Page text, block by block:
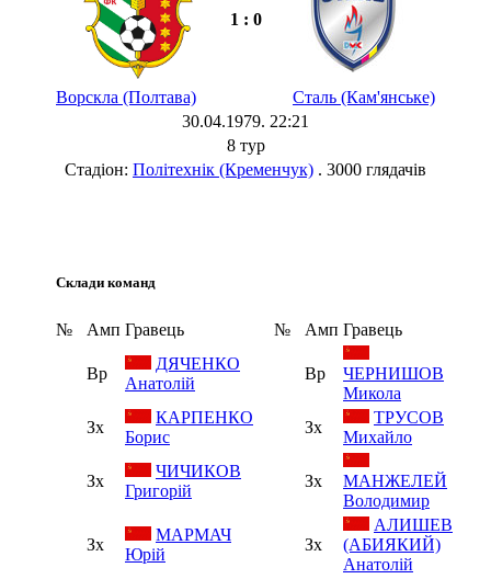
1 : 0
Ворскла (Полтава)
Сталь (Кам'янське)
30.04.1979. 22:21
8 тур
Стадіон: Політехнік (Кременчук) . 3000 глядачів
Склади команд
№ Амп Гравець № Амп Гравець
Вр
ДЯЧЕНКО
Анатолій
Вр
ЧЕРНИШОВ
Микола
Зх
КАРПЕНКО
Борис
Зх
ТРУСОВ
Михайло
Зх
ЧИЧИКОВ
Григорій
Зх
МАНЖЕЛЕЙ
Володимир
Зх
МАРМАЧ
Юрій
Зх
АЛИШЕВ
(АБИЯКИЙ)
Анатолій